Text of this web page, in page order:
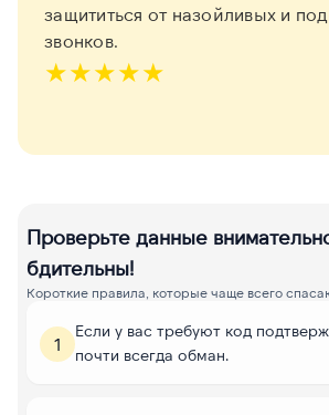
защититься от назойливых и
звонков.
★★★★★
Проверьте данные
бдительны!
Короткие правила, которые чаще всего
1
Если у вас требуют код
почти всегда обман.